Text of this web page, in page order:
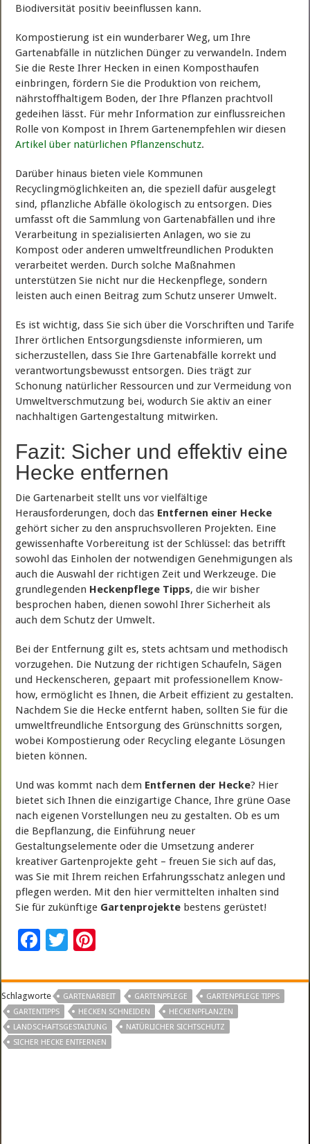
Biodiversität positiv beeinflussen kann.
Kompostierung ist ein wunderbarer Weg, um Ihre
Gartenabfälle in nützlichen Dünger zu verwandeln. Indem
Sie die Reste Ihrer Hecken in einen Komposthaufen
einbringen, fördern Sie die Produktion von reichem,
nährstoffhaltigem Boden, der Ihre Pflanzen prachtvoll
gedeihen lässt. Für mehr Information zur einflussreichen
Rolle von Kompost in Ihrem Gartenempfehlen wir diesen
Artikel über natürlichen Pflanzenschutz.
Darüber hinaus bieten viele Kommunen
Recyclingmöglichkeiten an, die speziell dafür ausgelegt
sind, pflanzliche Abfälle ökologisch zu entsorgen. Dies
umfasst oft die Sammlung von Gartenabfällen und ihre
Verarbeitung in spezialisierten Anlagen, wo sie zu
Kompost oder anderen umweltfreundlichen Produkten
verarbeitet werden. Durch solche Maßnahmen
unterstützen Sie nicht nur die Heckenpflege, sondern
leisten auch einen Beitrag zum Schutz unserer Umwelt.
Es ist wichtig, dass Sie sich über die Vorschriften und Tarife
Ihrer örtlichen Entsorgungsdienste informieren, um
sicherzustellen, dass Sie Ihre Gartenabfälle korrekt und
verantwortungsbewusst entsorgen. Dies trägt zur
Schonung natürlicher Ressourcen und zur Vermeidung von
Umweltverschmutzung bei, wodurch Sie aktiv an einer
nachhaltigen Gartengestaltung mitwirken.
Fazit: Sicher und effektiv eine
Hecke entfernen
Die Gartenarbeit stellt uns vor vielfältige
Herausforderungen, doch das Entfernen einer Hecke
gehört sicher zu den anspruchsvolleren Projekten. Eine
gewissenhafte Vorbereitung ist der Schlüssel: das betrifft
sowohl das Einholen der notwendigen Genehmigungen als
auch die Auswahl der richtigen Zeit und Werkzeuge. Die
grundlegenden Heckenpflege Tipps, die wir bisher
besprochen haben, dienen sowohl Ihrer Sicherheit als
auch dem Schutz der Umwelt.
Bei der Entfernung gilt es, stets achtsam und methodisch
vorzugehen. Die Nutzung der richtigen Schaufeln, Sägen
und Heckenscheren, gepaart mit professionellem Know-
how, ermöglicht es Ihnen, die Arbeit effizient zu gestalten.
Nachdem Sie die Hecke entfernt haben, sollten Sie für die
umweltfreundliche Entsorgung des Grünschnitts sorgen,
wobei Kompostierung oder Recycling elegante Lösungen
bieten können.
Und was kommt nach dem Entfernen der Hecke? Hier
bietet sich Ihnen die einzigartige Chance, Ihre grüne Oase
nach eigenen Vorstellungen neu zu gestalten. Ob es um
die Bepflanzung, die Einführung neuer
Gestaltungselemente oder die Umsetzung anderer
kreativer Gartenprojekte geht – freuen Sie sich auf das,
was Sie mit Ihrem reichen Erfahrungsschatz anlegen und
pflegen werden. Mit den hier vermittelten inhalten sind
Sie für zukünftige Gartenprojekte bestens gerüstet!
F
e
b
o
o
T
tt
er
er
es
t
Schlagworte GARTENARBEIT GARTENPFLEGE
GARTENPFLEGE TIPPS
GARTENTIPPS
HECKEN SCHNEIDEN
HECKENPFLANZEN
LANDSCHAFTSGESTALTUNG
NATÜRLICHER SICHTSCHUTZ
SICHER HECKE ENTFERNEN